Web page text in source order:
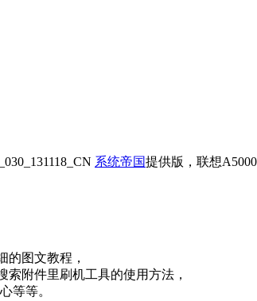
系统帝国提供版，联想
的图文教程，
附件里刷机工具的使用方法，
等等。